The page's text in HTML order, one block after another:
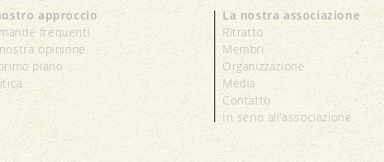
approccio
frequenti
opinione
piano
La nostra associazione
Ritratto
Membri
Organizzazione
Media
Contatto
In seno all’associazione